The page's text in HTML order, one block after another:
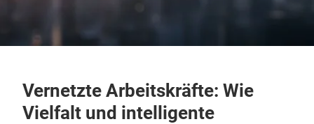
Vernetzte Arbeitskräfte: Wie
Vielfalt und intelligente